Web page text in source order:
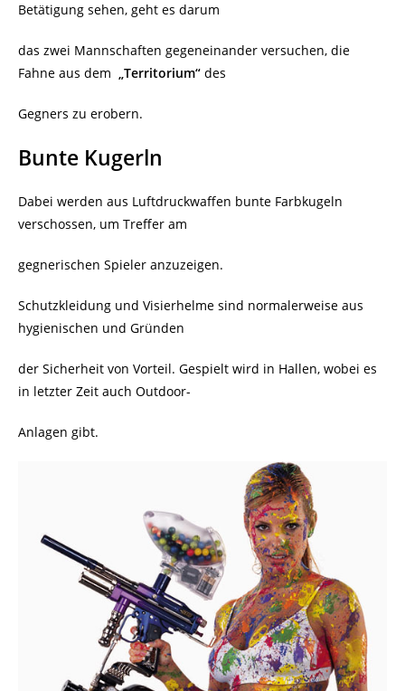
Betätigung sehen, geht es darum
das zwei Mannschaften gegeneinander versuchen, die
Fahne aus dem „Territorium“ des
Gegners zu erobern.
Bunte Kugerln
Dabei werden aus Luftdruckwaffen bunte Farbkugeln
verschossen, um Treffer am
gegnerischen Spieler anzuzeigen.
Schutzkleidung und Visierhelme sind normalerweise aus
hygienischen und Gründen
der Sicherheit von Vorteil. Gespielt wird in Hallen, wobei es
in letzter Zeit auch Outdoor-
Anlagen gibt.